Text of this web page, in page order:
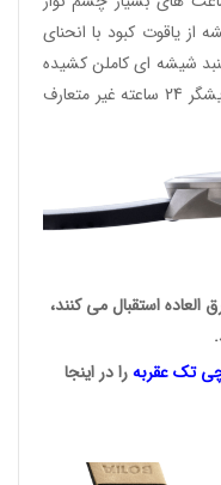
از یاقوت کبود با انحنای
شیشه ای کاملن کشیده
پوشش می دهد و جلوه ی خاصی به نمایشگر 24 ساعته غیر متعارف
العاده استقبال می کنند،
تک عقربهرا در اینجا